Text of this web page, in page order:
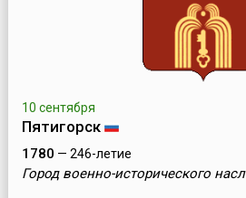
10 сентября
Пятигорск
1780 — 246-летие
Город военно-исторического